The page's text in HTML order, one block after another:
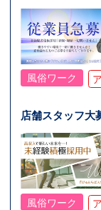
風俗ワーク
店舗スタッフ大
風俗ワーク